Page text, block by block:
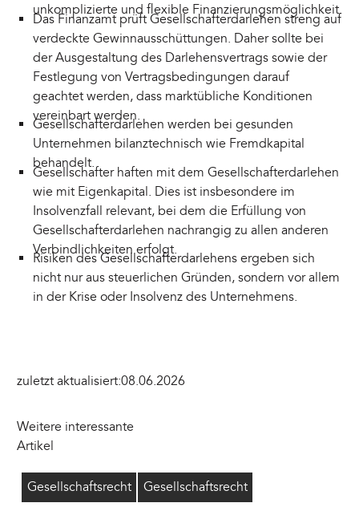
unkomplizierte und flexible Finanzierungsmöglichkeit.
Das Finanzamt prüft Gesellschafterdarlehen streng auf
verdeckte Gewinnausschüttungen. Daher sollte bei
der Ausgestaltung des Darlehensvertrags sowie der
Festlegung von Vertragsbedingungen darauf
geachtet werden, dass marktübliche Konditionen
vereinbart werden.
Gesellschafterdarlehen werden bei gesunden
Unternehmen bilanztechnisch wie Fremdkapital
behandelt.
Gesellschafter haften mit dem Gesellschafterdarlehen
wie mit Eigenkapital. Dies ist insbesondere im
Insolvenzfall relevant, bei dem die Erfüllung von
Gesellschafterdarlehen nachrangig zu allen anderen
Verbindlichkeiten erfolgt.
Risiken des Gesellschafterdarlehens ergeben sich
nicht nur aus steuerlichen Gründen, sondern vor allem
in der Krise oder Insolvenz des Unternehmens.
zuletzt aktualisiert:08.06.2026
Weitere interessante
Artikel
Gesellschaftsrecht
Geschäftsführer abberufen
8/4/2026 Gesellschaftsrecht
MoPeG
6/16/2026